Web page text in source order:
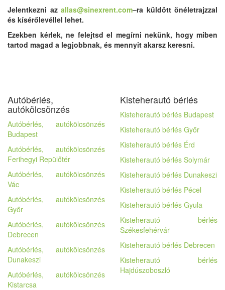
Jelentkezni az allas@sinexrent.com–ra küldött önéletrajzzal
és kísérőlevéllel lehet.
Ezekben kérlek, ne felejtsd el megírni nekünk, hogy miben
tartod magad a legjobbnak, és mennyit akarsz keresni.
Autóbérlés,
autókölcsönzés
Autóbérlés, autókölcsönzés
Budapest
Autóbérlés, autókölcsönzés
Ferihegyi Repülőtér
Autóbérlés, autókölcsönzés
Vác
Autóbérlés, autókölcsönzés
Győr
Autóbérlés, autókölcsönzés
Debrecen
Autóbérlés, autókölcsönzés
Dunakeszi
Autóbérlés, autókölcsönzés
Kistarcsa
Kisteherautó bérlés
Kisteherautó bérlés Budapest
Kisteherautó bérlés Győr
Kisteherautó bérlés Érd
Kisteherautó bérlés Solymár
Kisteherautó bérlés Dunakeszi
Kisteherautó bérlés Pécel
Kisteherautó bérlés Gyula
Kisteherautó bérlés
Székesfehérvár
Kisteherautó bérlés Debrecen
Kisteherautó bérlés
Hajdúszoboszló